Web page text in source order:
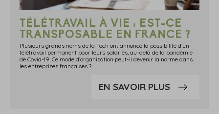
TÉLÉTRAVAIL À VIE : EST-CE
TRANSPOSABLE EN FRANCE ?
Plusieurs grands noms de la Tech ont annoncé la possibilité d’un
télétravail permanent pour leurs salariés, au-delà de la pandémie
de Covid-19. Ce mode d’organisation peut-il devenir la norme dans
les entreprises françaises ?
EN SAVOIR PLUS